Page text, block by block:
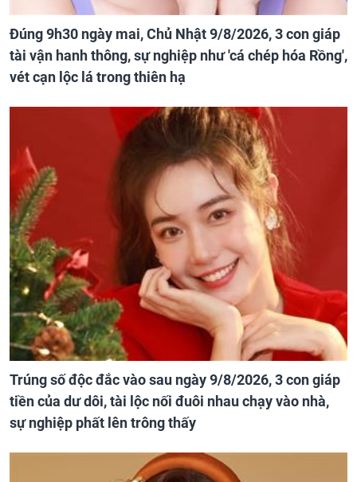
Đúng 9h30 ngày mai, Chủ Nhật 9/8/2026, 3 con giáp
tài vận hanh thông, sự nghiệp như 'cá chép hóa Rồng',
vét cạn lộc lá trong thiên hạ
Trúng số độc đắc vào sau ngày 9/8/2026, 3 con giáp
tiền của dư dôi, tài lộc nối đuôi nhau chạy vào nhà,
sự nghiệp phất lên trông thấy